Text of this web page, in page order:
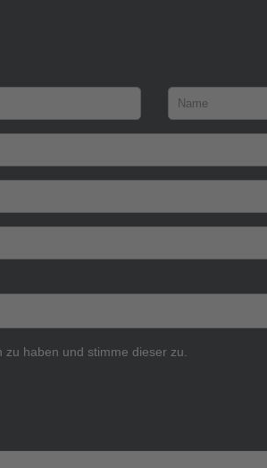
zu haben und stimme dieser zu.